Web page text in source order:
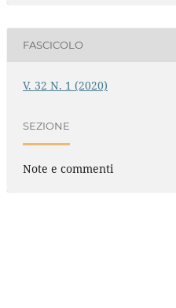
FASCICOLO
V. 32 N. 1 (2020)
SEZIONE
Note e commenti